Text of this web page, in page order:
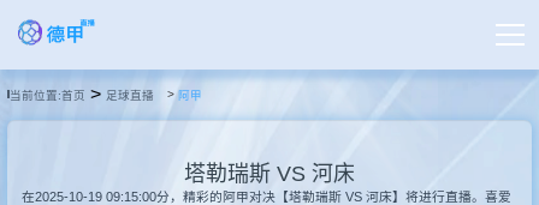
德甲直播
当前位置:首页 > 足球直播 阿甲
塔勒瑞斯 VS 河床
在2025-10-19 09:15:00分，精彩的阿甲对决【塔勒瑞斯 VS 河床】将进行直播。喜爱